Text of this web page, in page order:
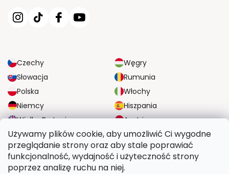
Używamy plików cookie, aby umożliwić Ci wygodne
przeglądanie strony oraz aby stale poprawiać
funkcjonalność, wydajność i użyteczność strony
poprzez analizę ruchu na niej.
Czechy
Węgry
Słowacja
Rumunia
Polska
Włochy
Niemcy
Hiszpania
Wielka Brytania
Austria
NIEZAWODNE OPCJE DOSTAWY